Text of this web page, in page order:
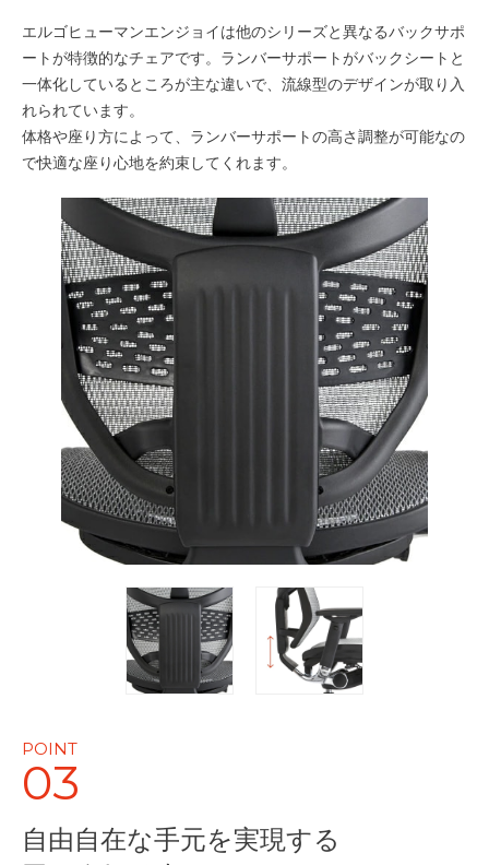
エルゴヒューマンエンジョイは他のシリーズと異なるバックサポ
ートが特徴的なチェアです。ランバーサポートがバックシートと
一体化しているところが主な違いで、流線型のデザインが取り入
れられています。
体格や座り方によって、ランバーサポートの高さ調整が可能なの
で快適な座り心地を約束してくれます。
POINT
03
自由自在な手元を実現する